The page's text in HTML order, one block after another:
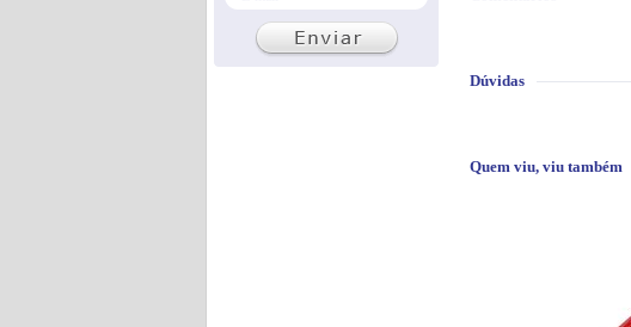
Dúvidas
Quem viu, viu também